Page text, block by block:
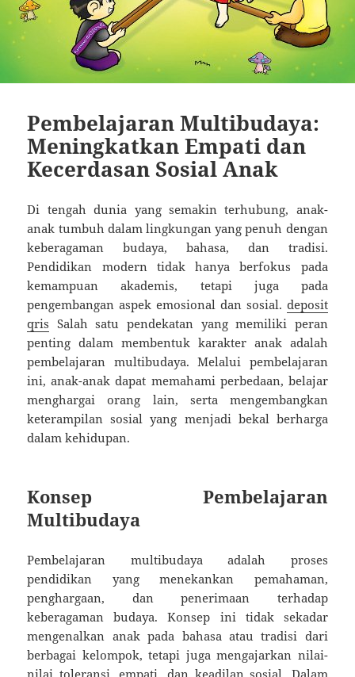
Pembelajaran Multibudaya:
Meningkatkan Empati dan
Kecerdasan Sosial Anak
Di tengah dunia yang semakin terhubung, anak-
anak tumbuh dalam lingkungan yang penuh dengan
keberagaman budaya, bahasa, dan tradisi.
Pendidikan modern tidak hanya berfokus pada
kemampuan akademis, tetapi juga pada
pengembangan aspek emosional dan sosial. deposit
qris Salah satu pendekatan yang memiliki peran
penting dalam membentuk karakter anak adalah
pembelajaran multibudaya. Melalui pembelajaran
ini, anak-anak dapat memahami perbedaan, belajar
menghargai orang lain, serta mengembangkan
keterampilan sosial yang menjadi bekal berharga
dalam kehidupan.
Konsep Pembelajaran
Multibudaya
Pembelajaran multibudaya adalah proses
pendidikan yang menekankan pemahaman,
penghargaan, dan penerimaan terhadap
keberagaman budaya. Konsep ini tidak sekadar
mengenalkan anak pada bahasa atau tradisi dari
berbagai kelompok, tetapi juga mengajarkan nilai-
nilai toleransi, empati, dan keadilan sosial. Dalam